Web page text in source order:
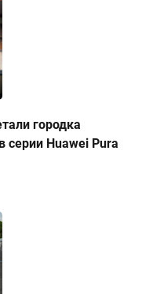
городка
Huawei Pura